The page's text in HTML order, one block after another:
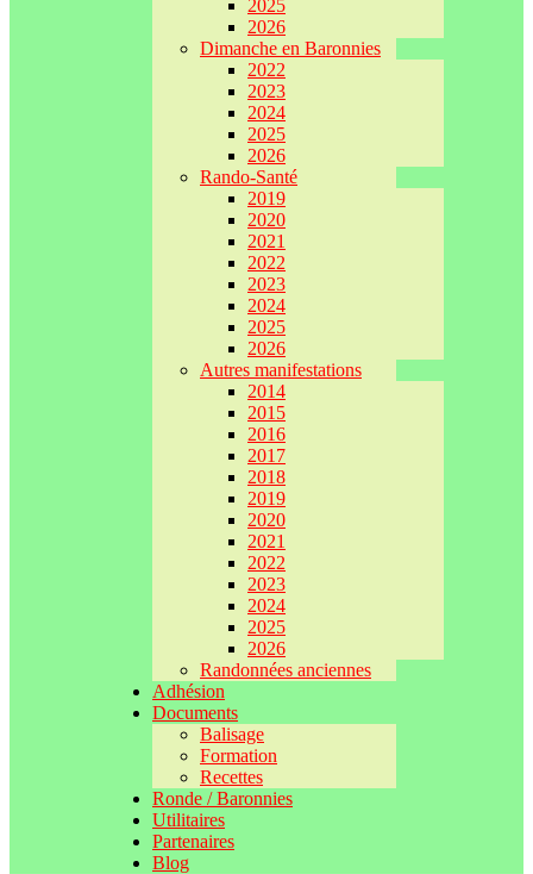
2025
2026
Dimanche en Baronnies
2022
2023
2024
2025
2026
Rando-Santé
2019
2020
2021
2022
2023
2024
2025
2026
Autres manifestations
2014
2015
2016
2017
2018
2019
2020
2021
2022
2023
2024
2025
2026
Randonnées anciennes
Adhésion
Documents
Balisage
Formation
Recettes
Ronde / Baronnies
Utilitaires
Partenaires
Blog